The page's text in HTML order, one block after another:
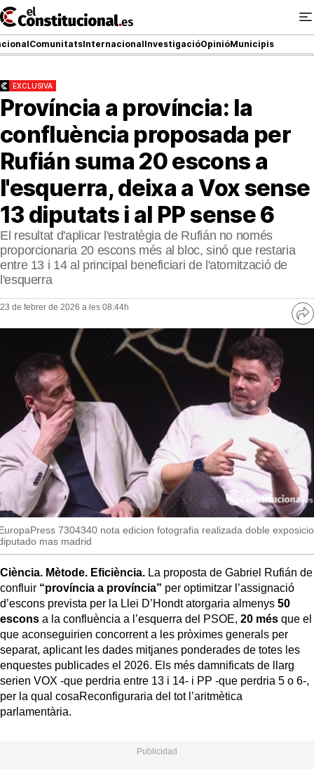
Ir
al
contenido
ComunitatsInternacionalInvestigacióOpinióMunicipis
NACIONAL
COMUNITATS
ElConstitucional TV
MésQueTele
ElConstitucional +
MésQueEstil
MésQuePartits
MésQueMercats
JudiciExprés
INVESTIGACIÓ
INTERNACIONAL
OPINIÓ
MUNICIPIS
EXCLUSIVA
Província a província: la
confluència proposada per
Rufián suma 20 escons a
l'esquerra, deixa a Vox sense
13 diputats i al PP sense 6
El resultat d'aplicar l'estratègia de Rufián no només
proporcionaria 20 escons més al bloc, sinó que restaria
entre 13 i 14 al principal beneficiari de l'atomització de
l'esquerra
23 de febrer de 2026 a les 08:44h
7304340 nota edicion fotografia realizada doble
mas madrid
Ciència. Mètode. Eficiència. La proposta de Gabriel Rufián de
confluir “província a província” per optimitzar l’assignació
d’escons prevista per la Llei D’Hondt atorgaria almenys 50
escons a la confluència a l’esquerra del PSOE, 20 més que el
que aconseguirien concorrent a les pròximes generals per
separat, aplicant les dades mitjanes ponderades de totes les
enquestes publicades el 2026. Els més damnificats de llarg
serien VOX -que perdria entre 13 i 14- i PP -que perdria 5 o 6-,
per la qual cosaReconfiguraria del tot l’aritmètica
parlamentària.